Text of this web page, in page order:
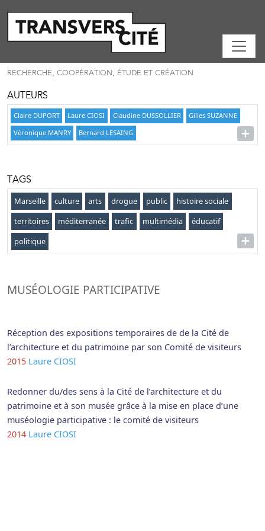
RECHERCHE, COOPÉRATION, ÉTUDE ET CRÉATION
AUTEURS
Claire DUPORT Laure CIOSI Claudine DUSSOLLIER
Gilles SUZANNE
Véronique MANRY
Bernard LESAING
TAGS
Marseille culture arts drogue public
histoire sociale
territoires
méditerranée trafic multimédia
éducatif
politique
MUSÉOLOGIE PARTICIPATIVE
Réception des expositions temporaires de de la Cité de
l’architecture et du patrimoine par son Comité de visiteurs
2015 Laure CIOSI
Redonner du/des sens à la Cité de l’architecture et du
patrimoine et à son musée grâce à la mise en place d’une
muséologie participative : le comité de visiteurs
2014 Laure CIOSI